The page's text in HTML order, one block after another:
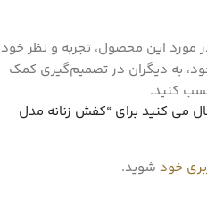
مورد این محصول، تجربه و نظر خود
به دیگران در تصمیم‌گیری کمک
کنید.
می کنید برای “کفش زنانه مدل
خود شوید.